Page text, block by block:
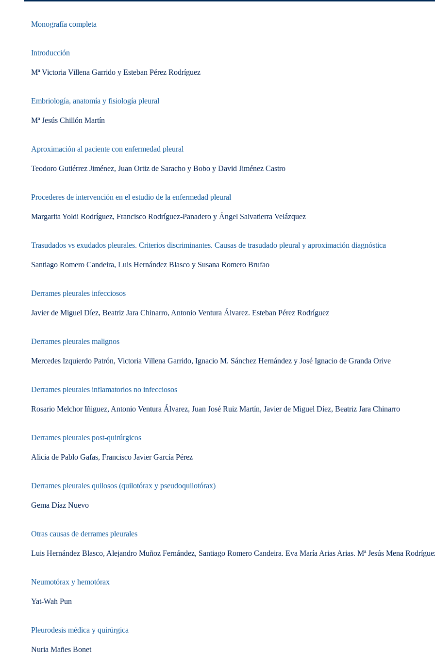
Monografía completa
Introducción
Mª Victoria Villena Garrido y Esteban Pérez Rodríguez
Embriología, anatomía y fisiología pleural
Mª Jesús Chillón Martín
Aproximación al paciente con enfermedad pleural
Teodoro Gutiérrez Jiménez, Juan Ortiz de Saracho y Bobo y David Jiménez Castro
Procederes de intervención en el estudio de la enfermedad pleural
Margarita Yoldi Rodríguez, Francisco Rodríguez-Panadero y Ángel Salvatierra Velázquez
Trasudados vs exudados pleurales. Criterios discriminantes. Causas de trasudado pleural y aproximación diagnóstica
Santiago Romero Candeira, Luis Hernández Blasco y Susana Romero Brufao
Derrames pleurales infecciosos
Javier de Miguel Díez, Beatriz Jara Chinarro, Antonio Ventura Álvarez. Esteban Pérez Rodríguez
Derrames pleurales malignos
Mercedes Izquierdo Patrón, Victoria Villena Garrido, Ignacio M. Sánchez Hernández y José Ignacio de Granda Orive
Derrames pleurales inflamatorios no infecciosos
Rosario Melchor Iñiguez, Antonio Ventura Álvarez, Juan José Ruiz Martín, Javier de Miguel Díez, Beatriz Jara Chinarro
Derrames pleurales post-quirúrgicos
Alicia de Pablo Gafas, Francisco Javier García Pérez
Derrames pleurales quilosos (quilotórax y pseudoquilotórax)
Gema Díaz Nuevo
Otras causas de derrames pleurales
Luis Hernández Blasco, Alejandro Muñoz Fernández, Santiago Romero Candeira. Eva María Arias Arias. Mª Jesús Mena
Neumotórax y hemotórax
Yat-Wah Pun
Pleurodesis médica y quirúrgica
Nuria Mañes Bonet